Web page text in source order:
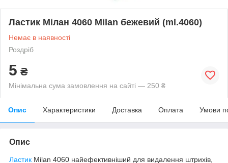
Ластик Мілан 4060 Milan бежевий (ml.4060)
Немає в наявності
Роздріб
5 ₴
Мінімальна сума замовлення на сайті — 250 ₴
Опис Характеристики Доставка Оплата Умови
Опис
Ластик Milan 4060 найефективніший для видалення штрихів,